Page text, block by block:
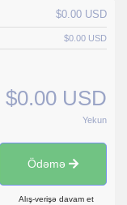
$0.00 USD
$0.00 USD
$0.00 USD
Yekun
Ödəmə
Alış-verişə davam et